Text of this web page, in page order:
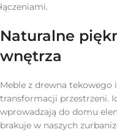
łączeniami.
Naturalne
wnętrza
Meble z drewna tekowego
transformacji przestrzeni.
wprowadzają do domu
brakuje w naszych